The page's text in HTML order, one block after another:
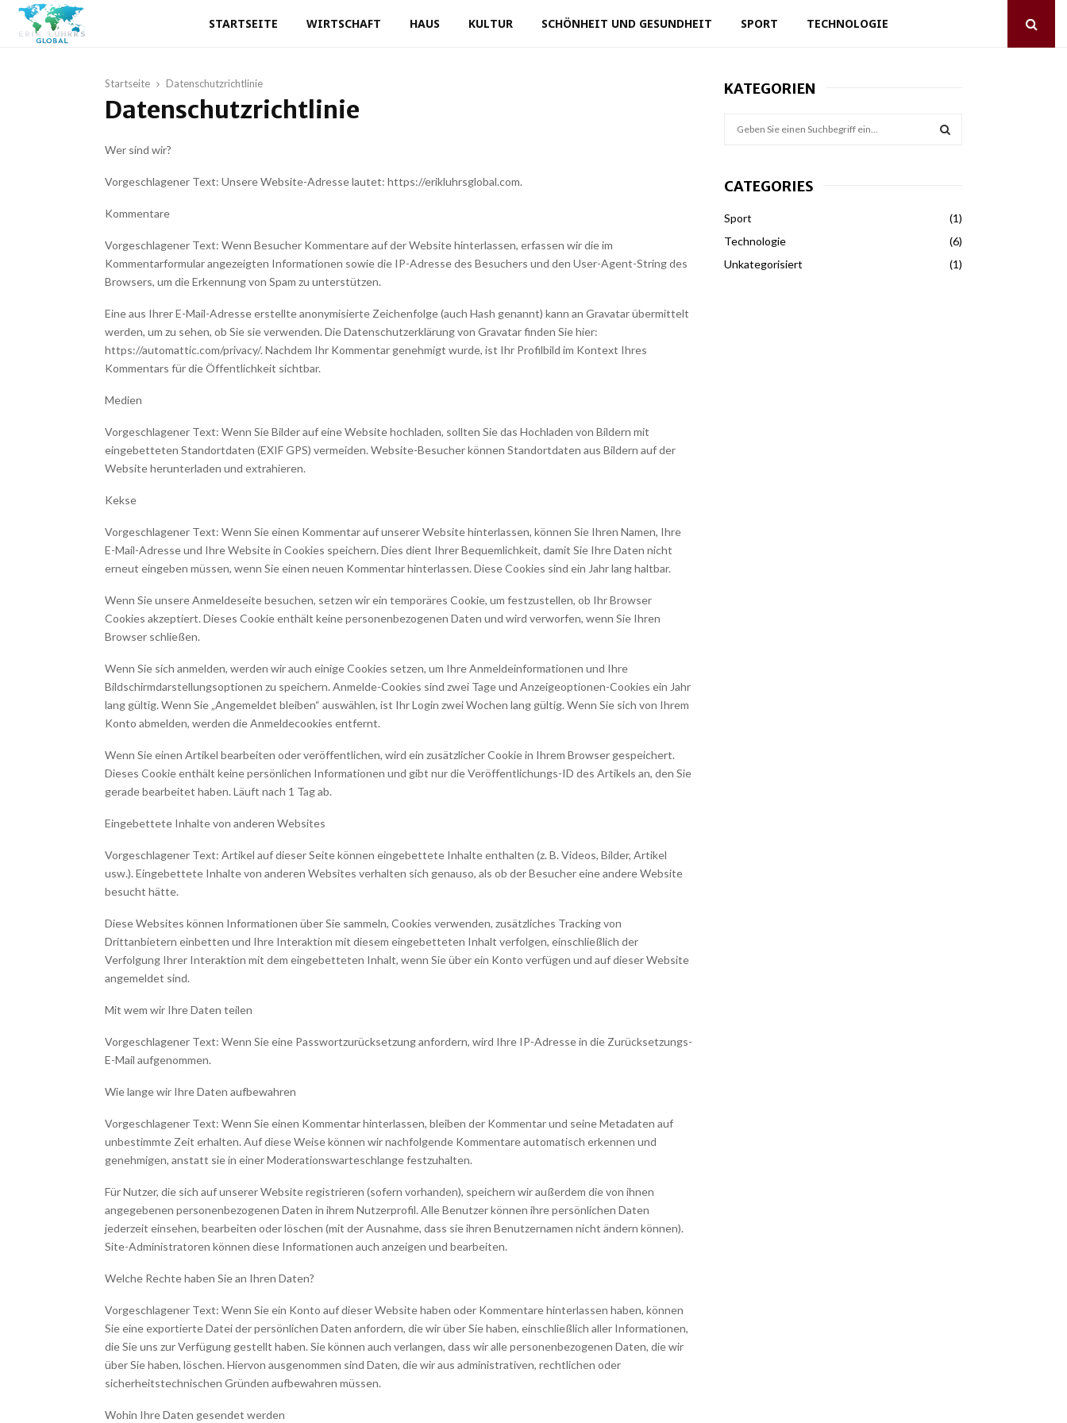
STARTSEITE WIRTSCHAFT HAUS KULTUR SCHÖNHEIT UND GESUNDHEIT SPORT TECHNOLOGIE
Startseite Datenschutzrichtlinie
Datenschutzrichtlinie
Wer sind wir?
Vorgeschlagener Text: Unsere Website-Adresse lautet: https://erikluhrsglobal.com.
Kommentare
Vorgeschlagener Text: Wenn Besucher Kommentare auf der Website hinterlassen, erfassen wir die im
Kommentarformular angezeigten Informationen sowie die IP-Adresse des Besuchers und den User-Agent-String des
Browsers, um die Erkennung von Spam zu unterstützen.
Eine aus Ihrer E-Mail-Adresse erstellte anonymisierte Zeichenfolge (auch Hash genannt) kann an Gravatar übermittelt
werden, um zu sehen, ob Sie sie verwenden. Die Datenschutzerklärung von Gravatar finden Sie hier:
https://automattic.com/privacy/. Nachdem Ihr Kommentar genehmigt wurde, ist Ihr Profilbild im Kontext Ihres
Kommentars für die Öffentlichkeit sichtbar.
Medien
Vorgeschlagener Text: Wenn Sie Bilder auf eine Website hochladen, sollten Sie das Hochladen von Bildern mit
eingebetteten Standortdaten (EXIF GPS) vermeiden. Website-Besucher können Standortdaten aus Bildern auf der
Website herunterladen und extrahieren.
Kekse
Vorgeschlagener Text: Wenn Sie einen Kommentar auf unserer Website hinterlassen, können Sie Ihren Namen, Ihre
E-Mail-Adresse und Ihre Website in Cookies speichern. Dies dient Ihrer Bequemlichkeit, damit Sie Ihre Daten nicht
erneut eingeben müssen, wenn Sie einen neuen Kommentar hinterlassen. Diese Cookies sind ein Jahr lang haltbar.
Wenn Sie unsere Anmeldeseite besuchen, setzen wir ein temporäres Cookie, um festzustellen, ob Ihr Browser
Cookies akzeptiert. Dieses Cookie enthält keine personenbezogenen Daten und wird verworfen, wenn Sie Ihren
Browser schließen.
Wenn Sie sich anmelden, werden wir auch einige Cookies setzen, um Ihre Anmeldeinformationen und Ihre
Bildschirmdarstellungsoptionen zu speichern. Anmelde-Cookies sind zwei Tage und Anzeigeoptionen-Cookies ein Jahr
lang gültig. Wenn Sie „Angemeldet bleiben“ auswählen, ist Ihr Login zwei Wochen lang gültig. Wenn Sie sich von Ihrem
Konto abmelden, werden die Anmeldecookies entfernt.
Wenn Sie einen Artikel bearbeiten oder veröffentlichen, wird ein zusätzlicher Cookie in Ihrem Browser gespeichert.
Dieses Cookie enthält keine persönlichen Informationen und gibt nur die Veröffentlichungs-ID des Artikels an, den Sie
gerade bearbeitet haben. Läuft nach 1 Tag ab.
Eingebettete Inhalte von anderen Websites
Vorgeschlagener Text: Artikel auf dieser Seite können eingebettete Inhalte enthalten (z. B. Videos, Bilder, Artikel
usw.). Eingebettete Inhalte von anderen Websites verhalten sich genauso, als ob der Besucher eine andere Website
besucht hätte.
Diese Websites können Informationen über Sie sammeln, Cookies verwenden, zusätzliches Tracking von
Drittanbietern einbetten und Ihre Interaktion mit diesem eingebetteten Inhalt verfolgen, einschließlich der
Verfolgung Ihrer Interaktion mit dem eingebetteten Inhalt, wenn Sie über ein Konto verfügen und auf dieser Website
angemeldet sind.
Mit wem wir Ihre Daten teilen
Vorgeschlagener Text: Wenn Sie eine Passwortzurücksetzung anfordern, wird Ihre IP-Adresse in die Zurücksetzungs-
E-Mail aufgenommen.
Wie lange wir Ihre Daten aufbewahren
Vorgeschlagener Text: Wenn Sie einen Kommentar hinterlassen, bleiben der Kommentar und seine Metadaten auf
unbestimmte Zeit erhalten. Auf diese Weise können wir nachfolgende Kommentare automatisch erkennen und
genehmigen, anstatt sie in einer Moderationswarteschlange festzuhalten.
Für Nutzer, die sich auf unserer Website registrieren (sofern vorhanden), speichern wir außerdem die von ihnen
angegebenen personenbezogenen Daten in ihrem Nutzerprofil. Alle Benutzer können ihre persönlichen Daten
jederzeit einsehen, bearbeiten oder löschen (mit der Ausnahme, dass sie ihren Benutzernamen nicht ändern können).
Site-Administratoren können diese Informationen auch anzeigen und bearbeiten.
Welche Rechte haben Sie an Ihren Daten?
Vorgeschlagener Text: Wenn Sie ein Konto auf dieser Website haben oder Kommentare hinterlassen haben, können
Sie eine exportierte Datei der persönlichen Daten anfordern, die wir über Sie haben, einschließlich aller Informationen,
die Sie uns zur Verfügung gestellt haben. Sie können auch verlangen, dass wir alle personenbezogenen Daten, die wir
über Sie haben, löschen. Hiervon ausgenommen sind Daten, die wir aus administrativen, rechtlichen oder
sicherheitstechnischen Gründen aufbewahren müssen.
Wohin Ihre Daten gesendet werden
KATEGORIEN
c
f
o
:
CATEGORIES
Sport
(1)
Technologie
(6)
Unkategorisiert
(1)